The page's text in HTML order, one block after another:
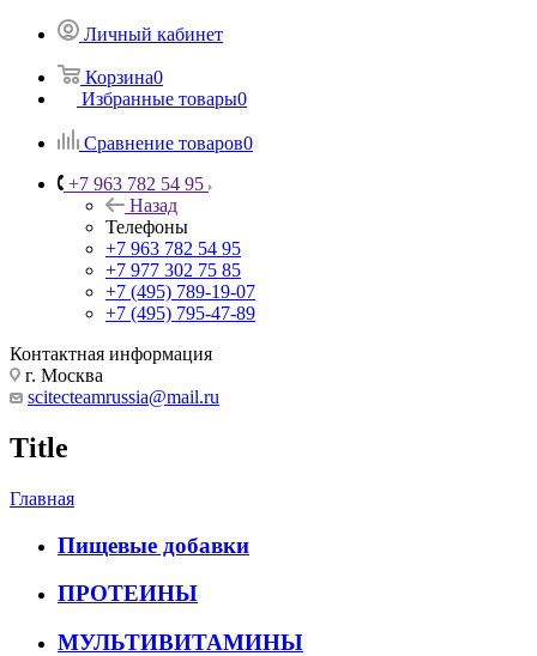
Личный кабинет
Корзина0
Избранные товары0
Сравнение товаров0
+7 963 782 54 95
Назад
Телефоны
+7 963 782 54 95
+7 977 302 75 85
+7 (495) 789-19-07
+7 (495) 795-47-89
Контактная информация
г. Москва
scitecteamrussia@mail.ru
Title
Главная
Пищевые добавки
ПРОТЕИНЫ
МУЛЬТИВИТАМИНЫ